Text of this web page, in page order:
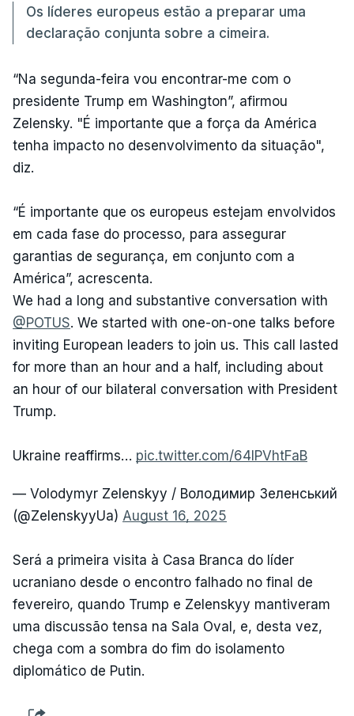
Os líderes europeus estão a preparar uma
declaração conjunta sobre a cimeira.
“Na segunda-feira vou encontrar-me com o
presidente Trump em Washington”, afirmou
Zelensky. "É importante que a força da América
tenha impacto no desenvolvimento da situação",
diz.
“É importante que os europeus estejam envolvidos
em cada fase do processo, para assegurar
garantias de segurança, em conjunto com a
América”, acrescenta.
We had a long and substantive conversation with
@POTUS. We started with one-on-one talks before
inviting European leaders to join us. This call lasted
for more than an hour and a half, including about
an hour of our bilateral conversation with President
Trump.
Ukraine reaffirms… pic.twitter.com/64IPVhtFaB
— Volodymyr Zelenskyy / Володимир Зеленський
(@ZelenskyyUa) August 16, 2025
Será a primeira visita à Casa Branca do líder
ucraniano desde o encontro falhado no final de
fevereiro, quando Trump e Zelenskyy mantiveram
uma discussão tensa na Sala Oval, e, desta vez,
chega com a sombra do fim do isolamento
diplomático de Putin.